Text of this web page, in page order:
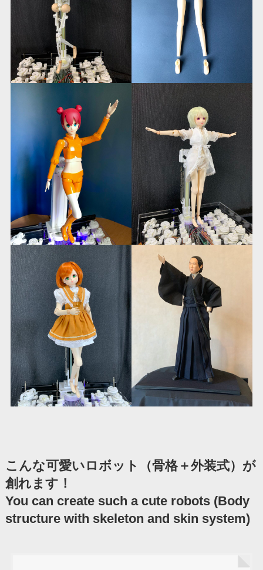
こんな可愛いロボット（骨格＋外装式）が
創れます！
You can create such a cute robots (Body
structure with skeleton and skin system)